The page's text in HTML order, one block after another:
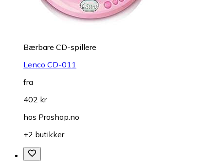
Bærbare CD-spillere
Lenco CD-011
fra
402 kr
hos Proshop.no
+2 butikker